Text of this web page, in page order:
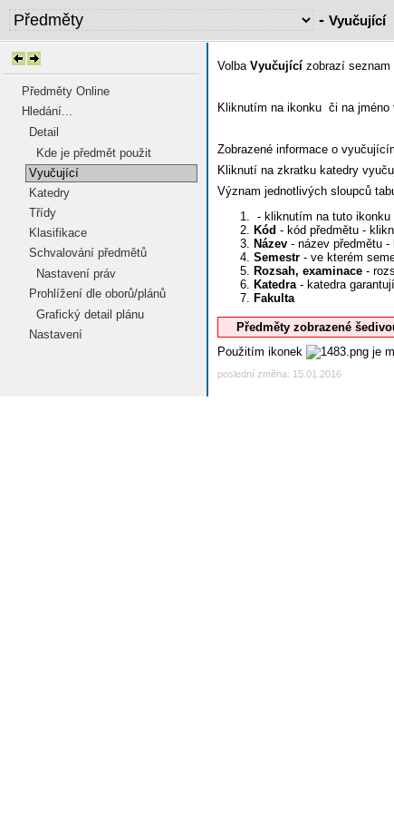
- Vyučující
Předměty Online
Hledání...
Detail
Kde je předmět použit
Vyučující
Katedry
Třídy
Klasifikace
Schvalování předmětů
Nastavení práv
Prohlížení dle oborů/plánů
Grafický detail plánu
Nastavení
Volba Vyučující zobrazí
Kliknutím na ikonku či na jméno
Zobrazené informace o
Kliknutí na zkratku katedry
Význam jednotlivých sloupců
- kliknutím na tuto ikonku
Kód - kód předmětu -
Název - název předmětu
Semestr - ve kterém
Rozsah, examinace -
Katedra - katedra
Fakulta
Předměty zobrazené
Použitím ikonek
je
poslední změna: 15.01.2016